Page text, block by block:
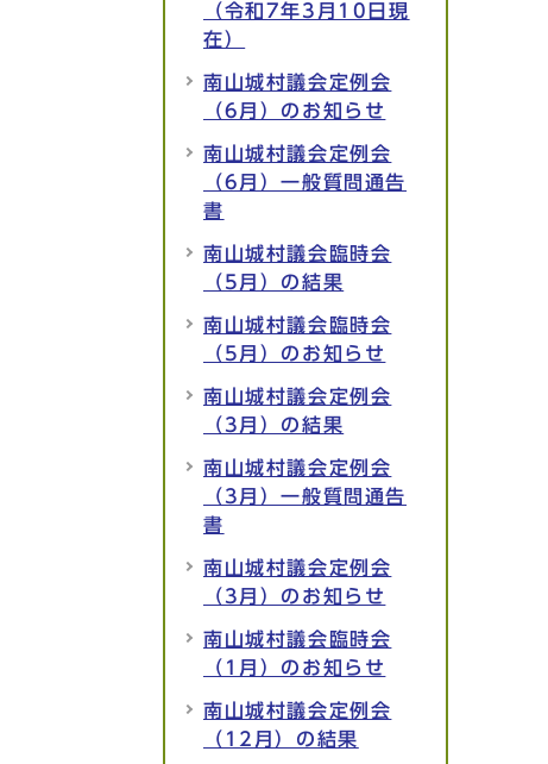
（令和7年3月10日現
在）
南山城村議会定例会
（6月）のお知らせ
南山城村議会定例会
（6月）一般質問通告
書
南山城村議会臨時会
（5月）の結果
南山城村議会臨時会
（5月）のお知らせ
南山城村議会定例会
（3月）の結果
南山城村議会定例会
（3月）一般質問通告
書
南山城村議会定例会
（3月）のお知らせ
南山城村議会臨時会
（1月）のお知らせ
南山城村議会定例会
（12月）の結果